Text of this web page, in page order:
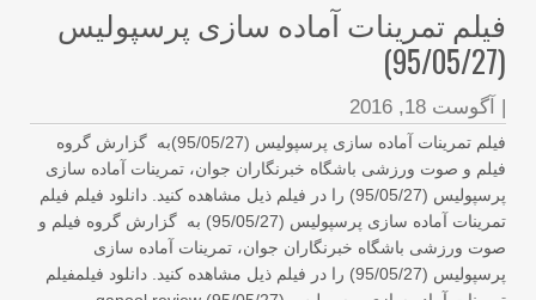
تمرینات آماده سازی پرسپولیس
آگوست 18, 2016
فیلم تمرینات آماده سازی پرسپولیس (95/05/27)به گزارش گروه
و صوت ورزشی باشگاه خبرنگاران جوان، تمرینات آماده سازی
پرسپولیس (95/05/27) را در فیلم ذیل مشاهده کنید. دانلود فیلم فیلم
تمرینات آماده سازی پرسپولیس (95/05/27) به گزارش گروه فیلم و
ورزشی باشگاه خبرنگاران جوان، تمرینات آماده سازی
پرسپولیس (95/05/27) را در فیلم ذیل مشاهده کنید. دانلود فیلمفیلم